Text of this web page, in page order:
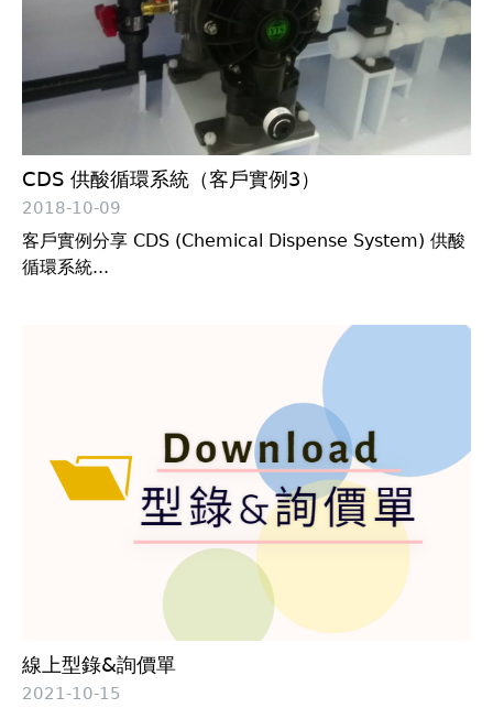
CDS 供酸循環系統（客戶實例3）
2018-10-09
客戶實例分享 CDS (Chemical Dispense System) 供酸
循環系統...
線上型錄&詢價單
2021-10-15